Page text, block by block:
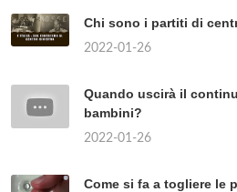
Chi sono i partiti di
2022-01-26
Quando uscirà il
bambini?
2022-01-26
Come si fa a togliere le